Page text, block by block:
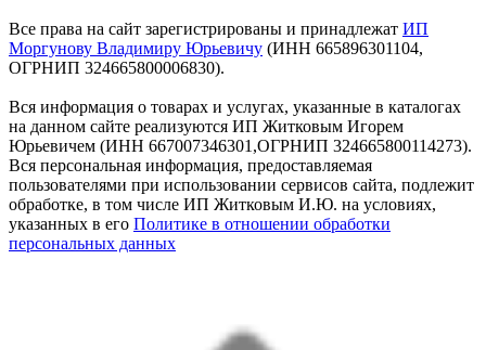
Все права на сайт зарегистрированы и принадлежат ИП
Моргунову Владимиру Юрьевичу (ИНН 665896301104,
ОГРНИП 324665800006830).
Вся информация о товарах и услугах, указанные в каталогах
на данном сайте реализуются ИП Житковым Игорем
Юрьевичем (ИНН 667007346301,ОГРНИП 324665800114273).
Вся персональная информация, предоставляемая
пользователями при использовании сервисов сайта, подлежит
обработке, в том числе ИП Житковым И.Ю. на условиях,
указанных в его Политике в отношении обработки
персональных данных